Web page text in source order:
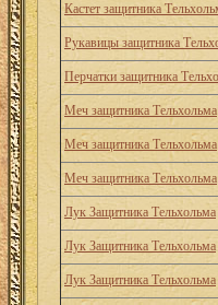
Кастет защитника
Рукавицы защитника
Перчатки защитника
Меч защитника Тельхольма
Меч защитника Тельхольма
Меч защитника Тельхольма
Лук Защитника Тельхольма
Лук Защитника Тельхольма
Лук Защитника Тельхольма